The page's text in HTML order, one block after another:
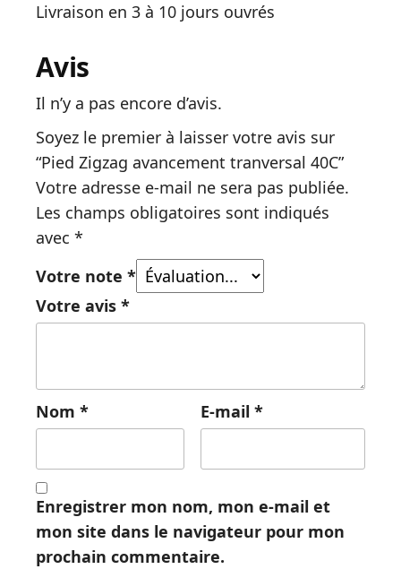
Livraison en 3 à 10 jours ouvrés
Avis
Il n’y a pas encore d’avis.
Soyez le premier à laisser votre avis sur
“Pied Zigzag avancement tranversal 40C”
Votre adresse e-mail ne sera pas publiée.
Les champs obligatoires sont indiqués
avec *
Votre note *
Votre avis *
Nom * E-mail *
Enregistrer mon nom, mon e-mail et
mon site dans le navigateur pour mon
prochain commentaire.